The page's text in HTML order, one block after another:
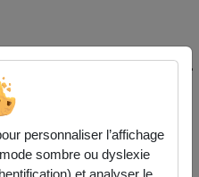
Paris
Médiathèque de l'université
personnaliser l’affichage
sombre ou dyslexie